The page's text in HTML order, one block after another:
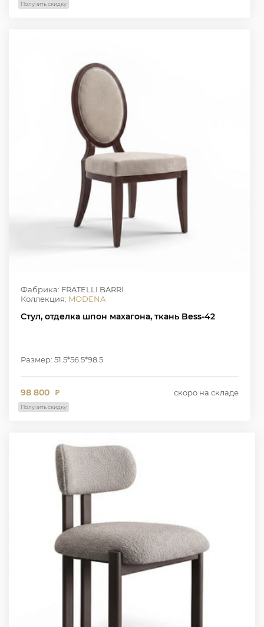
Получить скидку
Фабрика: FRATELLI BARRI
Коллекция: MODENA
Стул, отделка шпон махагона, ткань Bess-42
Размер: 51.5*56.5*98.5
98 800 ₽ скоро на складе
Получить скидку